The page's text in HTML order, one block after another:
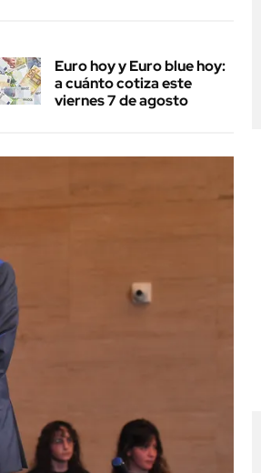
Euro hoy y Euro blue hoy:
a cuánto cotiza este
viernes 7 de agosto